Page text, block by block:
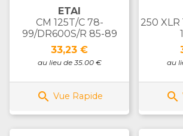
ETAI
CM 125T/C 78-
99/DR600S/R 85-89
Prix
33,23 €
au lieu de 35.00 €
 Vue Rapide
250
au
